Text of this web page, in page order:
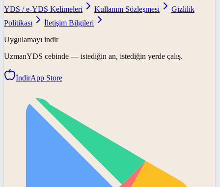
YDS / e-YDS Kelimeleri
Kullanım Sözleşmesi
Gizlilik
Politikası
İletişim Bilgileri
Uygulamayı indir
UzmanYDS cebinde — istediğin an, istediğin yerde çalış.
İndirApp Store